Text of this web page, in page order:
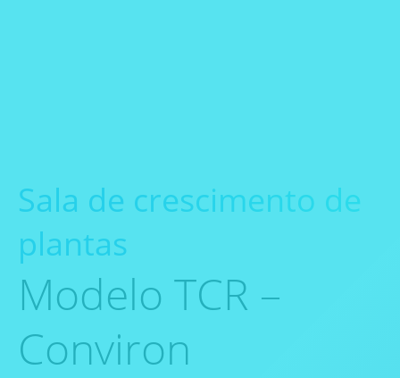
Sala de crescimento de
plantas
Modelo TCR –
Conviron